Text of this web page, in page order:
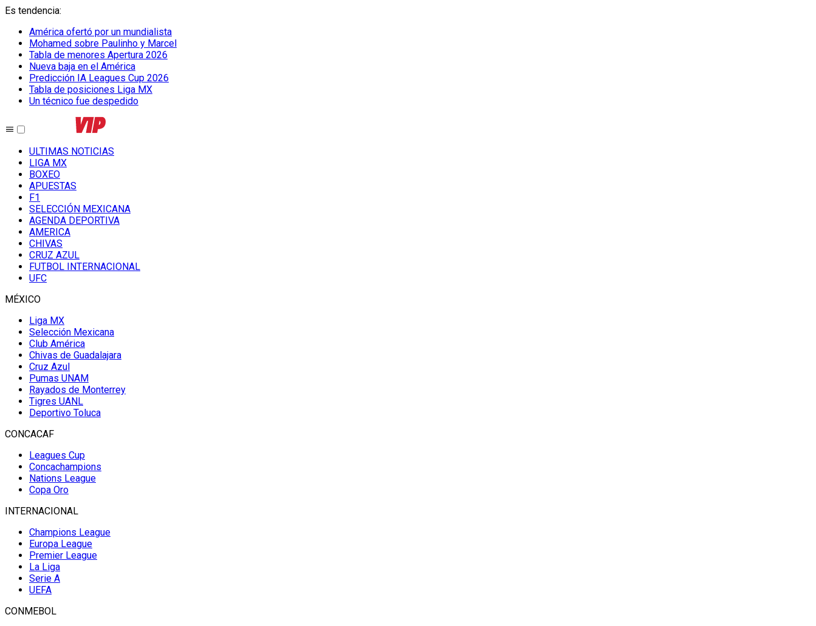
Es tendencia:
América ofertó por un mundialista
Mohamed sobre Paulinho y Marcel
Tabla de menores Apertura 2026
Nueva baja en el América
Predicción IA Leagues Cup 2026
Tabla de posiciones Liga MX
Un técnico fue despedido
ULTIMAS NOTICIAS
LIGA MX
BOXEO
APUESTAS
F1
SELECCIÓN MEXICANA
AGENDA DEPORTIVA
AMERICA
CHIVAS
CRUZ AZUL
FUTBOL INTERNACIONAL
UFC
MÉXICO
Liga MX
Selección Mexicana
Club América
Chivas de Guadalajara
Cruz Azul
Pumas UNAM
Rayados de Monterrey
Tigres UANL
Deportivo Toluca
CONCACAF
Leagues Cup
Concachampions
Nations League
Copa Oro
INTERNACIONAL
Champions League
Europa League
Premier League
La Liga
Serie A
UEFA
CONMEBOL